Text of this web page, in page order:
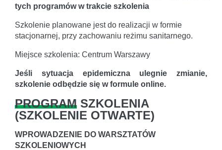
tych programów w trakcie szkolenia
Szkolenie planowane jest do realizacji w formie
stacjonarnej, przy zachowaniu reżimu sanitarnego.
Miejsce szkolenia: Centrum Warszawy
Jeśli sytuacja epidemiczna ulegnie zmianie,
szkolenie odbędzie się w formule online.
PROGRAM SZKOLENIA
(SZKOLENIE OTWARTE)
WPROWADZENIE DO WARSZTATÓW
SZKOLENIOWYCH